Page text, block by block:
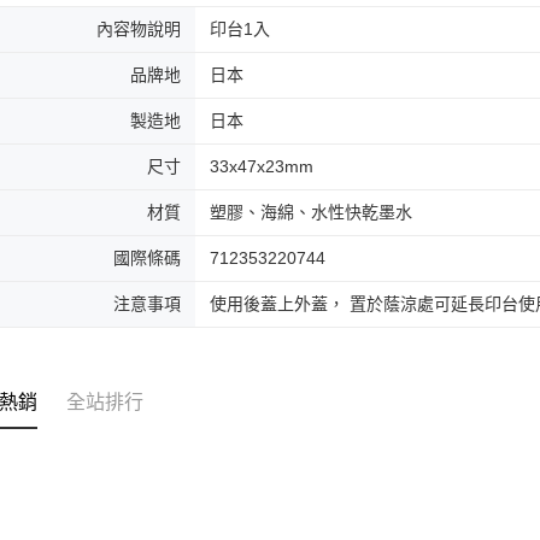
內容物說明 印台1入
品牌地 日本
製造地 日本
尺寸 33x47x23mm
材質 塑膠、海綿、水性快乾墨水
國際條碼 712353220744
注意事項 使用後蓋上外蓋， 置於蔭涼處可延長印台使
銷 全站排行